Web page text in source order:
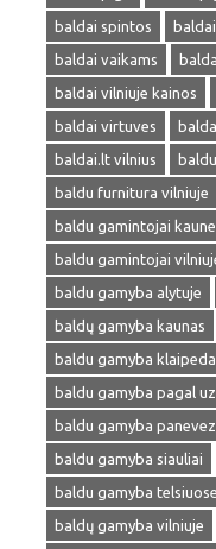
baldai spintos
baldai vaikams
baldai vilniuje kainos
baldai virtuves
baldai.lt vilnius
baldu furnitura vilniuje
baldu gamintojai kaune
baldu gamintojai
baldu gamyba alytuje
baldų gamyba kaunas
baldu gamyba klaipeda
baldu gamyba pagal
baldu gamyba
baldu gamyba siauliai
baldu gamyba telsiuose
baldų gamyba vilniuje